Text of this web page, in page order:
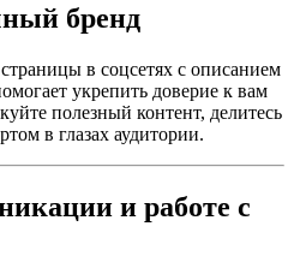
бренд
в соцсетях с описанием
укрепить доверие к вам
полезный контент, делитесь
в глазах аудитории.
и работе с